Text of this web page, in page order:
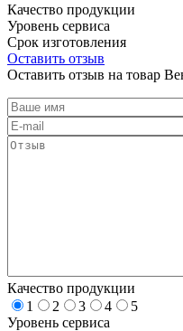
Качество продукции
Уровень сервиса
Срок изготовления
Оставить отзыв
Оставить отзыв на товар
Качество продукции
1
2 3 4
5
Уровень сервиса